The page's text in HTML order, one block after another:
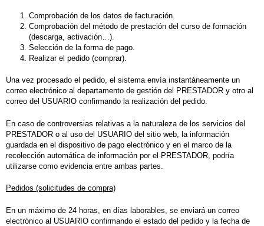
Comprobación de los datos de facturación.
Comprobación del método de prestación del curso de formación
(descarga, activación…).
Selección de la forma de pago.
Realizar el pedido (comprar).
Una vez procesado el pedido, el sistema envía instantáneamente un
correo electrónico al departamento de gestión del PRESTADOR y otro al
correo del USUARIO confirmando la realización del pedido.
En caso de controversias relativas a la naturaleza de los servicios del
PRESTADOR o al uso del USUARIO del sitio web, la información
guardada en el dispositivo de pago electrónico y en el marco de la
recolección automática de información por el PRESTADOR, podría
utilizarse como evidencia entre ambas partes.
Pedidos (solicitudes de compra)
En un máximo de 24 horas, en días laborables, se enviará un correo
electrónico al USUARIO confirmando el estado del pedido y la fecha de